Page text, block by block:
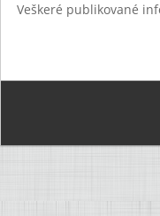
Veškeré publikované